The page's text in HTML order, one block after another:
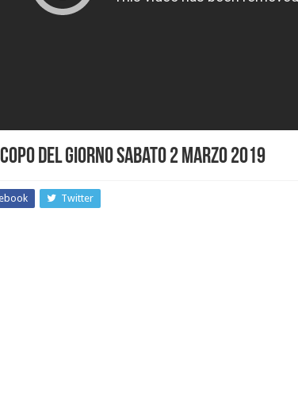
del Giorno Sabato 2 Marzo 2019
Twitter